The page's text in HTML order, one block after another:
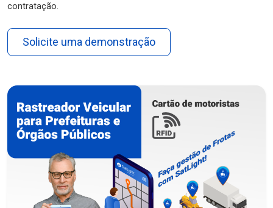
contratação.
Solicite uma demonstração